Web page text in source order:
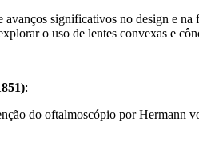
significativos no design e
o uso de lentes convexas e
:
do oftalmoscópio por Hermann